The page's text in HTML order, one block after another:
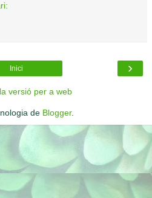
›
Inici
versió per a web
de Blogger.